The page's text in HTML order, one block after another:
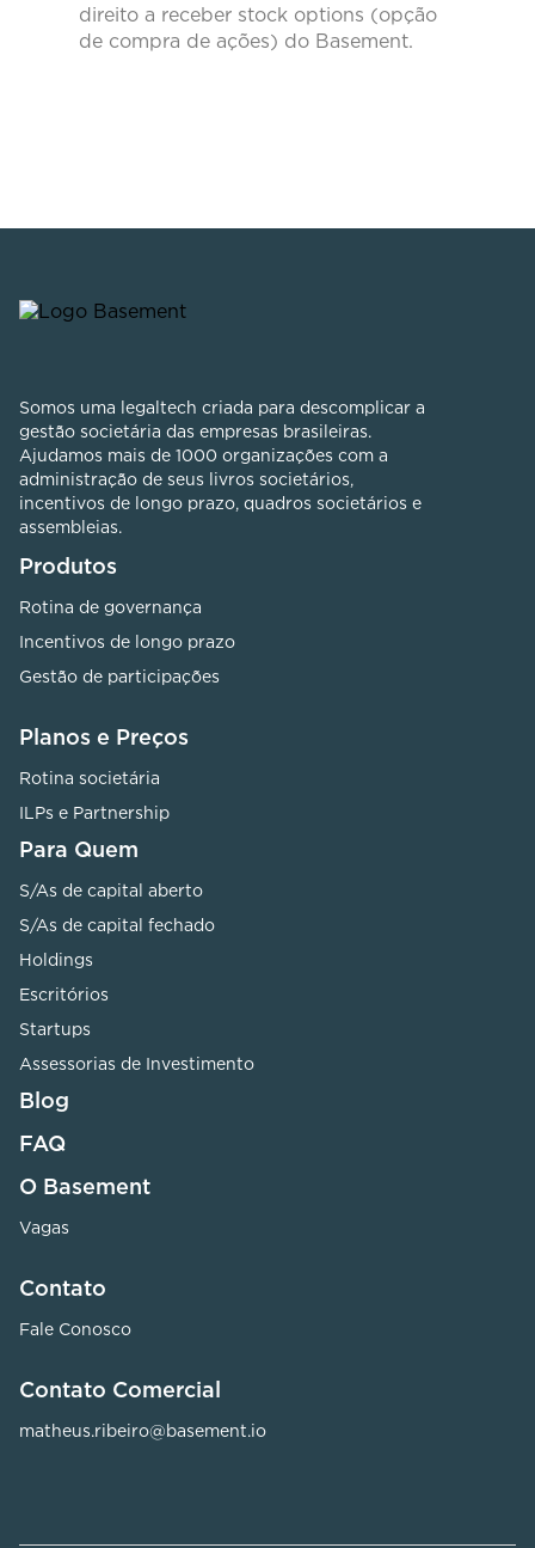
direito a receber stock options (opção
de compra de ações) do Basement.
Somos uma legaltech criada para descomplicar a
gestão societária das empresas brasileiras.
Ajudamos mais de 1000 organizações com a
administração de seus livros societários,
incentivos de longo prazo, quadros societários e
assembleias.
Produtos
Rotina de governança
Incentivos de longo prazo
Gestão de participações
Planos e Preços
Rotina societária
ILPs e Partnership
Para Quem
S/As de capital aberto
S/As de capital fechado
Holdings
Escritórios
Startups
Assessorias de Investimento
Blog
FAQ
O Basement
Vagas
Contato
Fale Conosco
Contato Comercial
matheus.ribeiro@basement.io